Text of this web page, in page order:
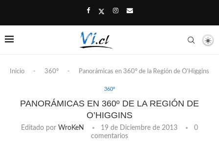
Inicio - 360º - Panorámicas en 360º de la Región de O’Higgins
360º
PANORÁMICAS EN 360º DE LA REGIÓN DE
O’HIGGINS
Editado por WroKeN 19 de Diciembre de 2013
0
comentarios